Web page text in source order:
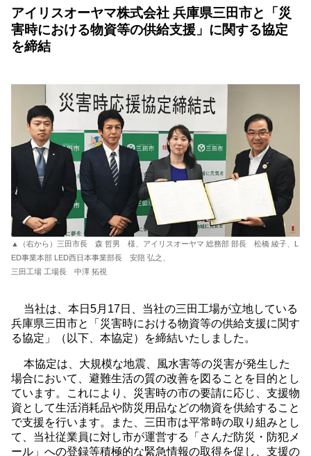
アイリスオーヤマ株式会社 兵庫県三田市と「災
害時における物資等の供給支援」に関する協定
を締結
▲（右から）三田市長 森 哲男 様、アイリスオーヤマ 総務部 部長 松橋 綾子、L
ED事業本部 LED西日本事業部長 安陪 弘之、
三田工場 工場長 中澤 拓視
当社は、本日5月17日、当社の三田工場が立地している
兵庫県三田市と「災害時における物資等の供給支援に関す
る協定」（以下、本協定）を締結いたしました。
本協定は、大規模な地震、風水害等の災害が発生した
場合において、避難生活の質の改善を図ることを目的とし
ています。これにより、災害時の市の要請に応じ、支援物
資として生活消耗品や防災用品などの物資を供給すること
で支援を行います。また、三田市は平常時の取り組みとし
て、当社従業員に対し市が運営する「さんだ防災・防犯メ
ール」への登録等積極的な緊急情報の取得を促し、支援の